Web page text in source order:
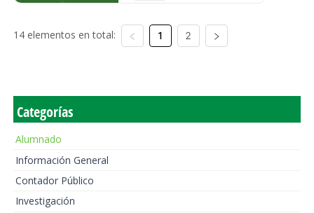
14 elementos en total: 1 2
Categorías
Alumnado
Información General
Contador Público
Investigación